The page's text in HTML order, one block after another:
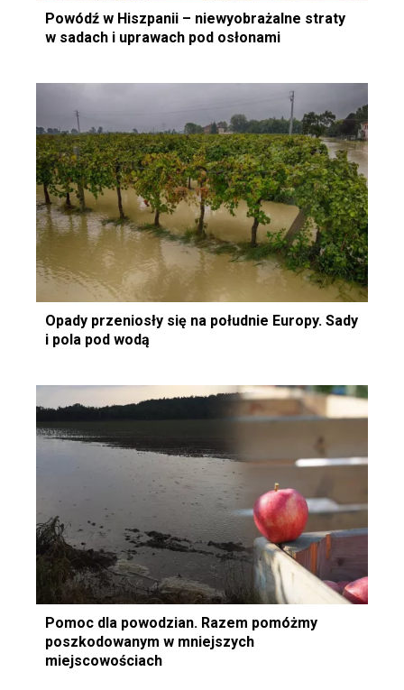
Powódź w Hiszpanii – niewyobrażalne straty
w sadach i uprawach pod osłonami
Opady przeniosły się na południe Europy. Sady
i pola pod wodą
Pomoc dla powodzian. Razem pomóżmy
poszkodowanym w mniejszych
miejscowościach